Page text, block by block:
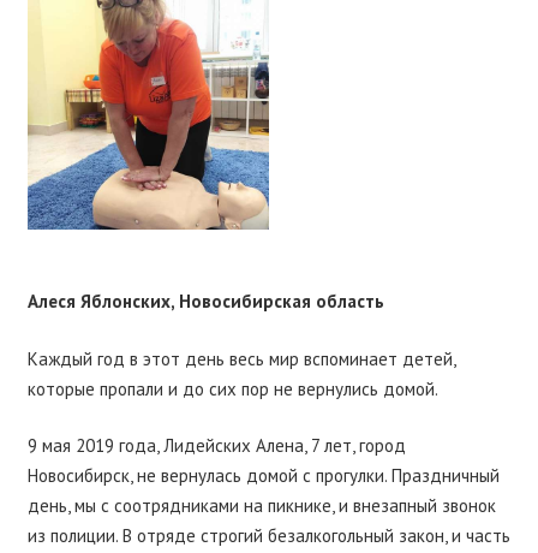
Алеся Яблонских, Новосибирская область
Каждый год в этот день весь мир вспоминает детей,
которые пропали и до сих пор не вернулись домой.
9 мая 2019 года, Лидейских Алена, 7 лет, город
Новосибирск, не вернулась домой с прогулки. Праздничный
день, мы с соотрядниками на пикнике, и внезапный звонок
из полиции. В отряде строгий безалкогольный закон, и часть